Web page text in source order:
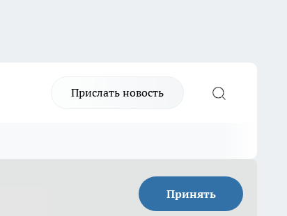
Прислать новость
Принять